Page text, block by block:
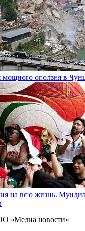
мощного оползня в
на всю жизнь.
«Медиа новости»